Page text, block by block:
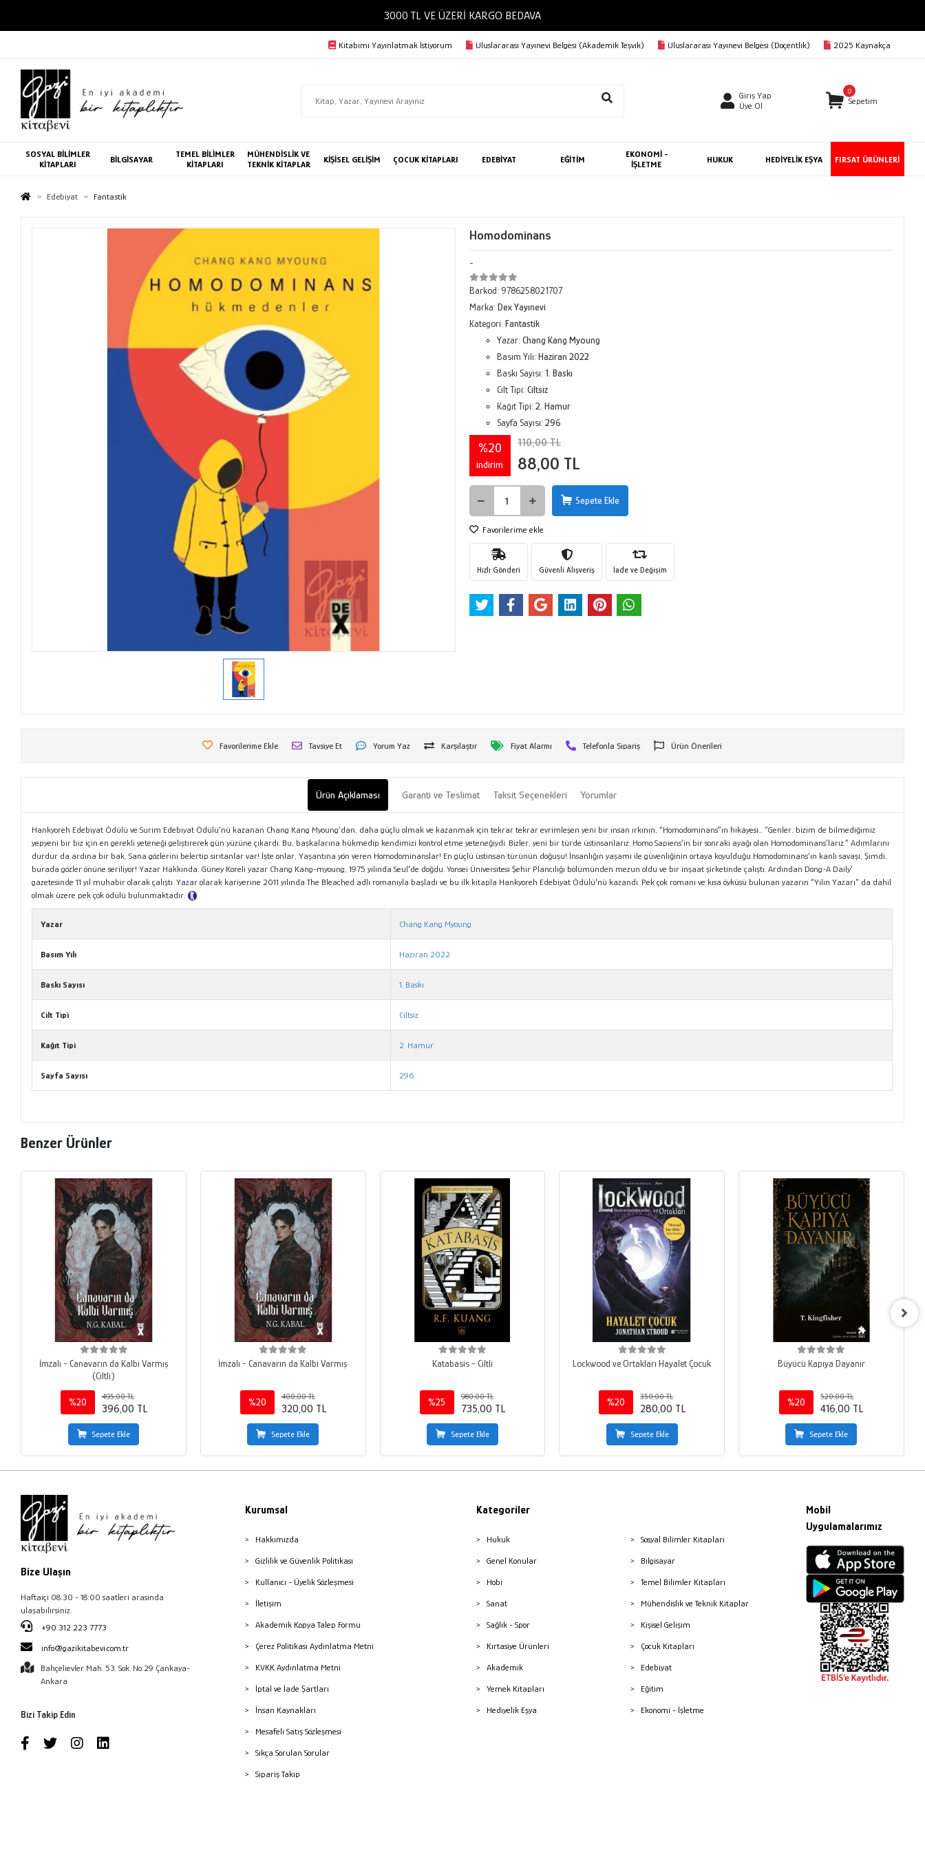
3000 TL VE ÜZERİ KARGO BEDAVA
Kitabımı Yayınlatmak İstiyorum Uluslararası Yayınevi Belgesi (Akademik Teşvik) Uluslararası Yayınevi Belgesi (Doçentlik) 2025 Kaynakça
Giriş Yap
Üye Ol
0
Sepetim
SOSYAL BİLİMLER
KİTAPLARI
BİLGİSAYAR
TEMEL BİLİMLER
KİTAPLARI
MÜHENDİSLİK VE
TEKNİK KİTAPLAR
KİŞİSEL GELİŞİM ÇOCUK KİTAPLARI EDEBİYAT EĞİTİM
EKONOMİ -
İŞLETME
HUKUK HEDİYELİK EŞYA FIRSAT ÜRÜNLERİ
Edebiyat Fantastik
Homodominans
-
Barkod: 9786258021707
Marka: Dex Yayınevi
Kategori: Fantastik
Yazar: Chang Kang Myoung
Basım Yılı: Haziran 2022
Baskı Sayısı: 1. Baskı
Cilt Tipi: Ciltsiz
Kağıt Tipi: 2. Hamur
Sayfa Sayısı: 296
%20
indirim
110,00 TL
88,00 TL
Sepete Ekle
Favorilerime ekle
Hızlı Gönderi Güvenli Alışveriş İade ve Değişim
Favorilerime Ekle Tavsiye Et Yorum Yaz Karşılaştır Fiyat Alarmı Telefonla Sipariş Ürün Önerileri
Ürün Açıklaması Garanti ve Teslimat Taksit Seçenekleri Yorumlar
Hankyoreh Edebiyat Ödülü ve Surim Edebiyat Ödülü’nü kazanan Chang Kang Myoung’dan, daha güçlü olmak ve kazanmak için tekrar tekrar evrimleşen yeni bir insan ırkının, “Homodominans”ın hikâyesi… “Genler, bizim de bilmediğimiz
yepyeni bir biz için en gerekli yeteneği geliştirerek gün yüzüne çıkardı. Bu, başkalarına hükmedip kendimizi kontrol etme yeteneğiydi. Bizler, yeni bir türde üstinsanlarız. Homo Sapiens’in bir sonraki ayağı olan Homodominans’larız.” Adımlarını
durdur da ardına bir bak, Sana gözlerini belertip sırıtanlar var! İşte onlar, Yaşantına yön veren Homodominanslar! En güçlü üstinsan türünün doğuşu! İnsanlığın yaşamı ile güvenliğinin ortaya koyulduğu Homodominans’ın kanlı savaşı, Şimdi,
burada gözler önüne seriliyor! Yazar Hakkında: Güney Koreli yazar Chang Kang-myoung, 1975 yılında Seul'de doğdu. Yonsei Üniversitesi Şehir Plancılığı bölümünden mezun oldu ve bir inşaat şirketinde çalıştı. Ardından Dong-A Daily'
gazetesinde 11 yıl muhabir olarak çalıştı. Yazar olarak kariyerine 2011 yılında The Bleached adlı romanıyla başladı ve bu ilk kitapla Hankyoreh Edebiyat Ödülü'nü kazandı. Pek çok romanı ve kısa öyküsü bulunan yazarın “Yılın Yazarı” da dahil
olmak üzere pek çok ödülü bulunmaktadır.
Yazar Chang Kang Myoung
Basım Yılı Haziran 2022
Baskı Sayısı 1. Baskı
Cilt Tipi Ciltsiz
Kağıt Tipi 2. Hamur
Sayfa Sayısı 296
Benzer Ürünler
İmzalı - Canavarın da Kalbi Varmış
(Ciltli)
%20
495,00 TL
396,00 TL
Sepete Ekle
İmzalı - Canavarın da Kalbi Varmış
%20
400,00 TL
320,00 TL
Sepete Ekle
Katabasis - Ciltli
%25
980,00 TL
735,00 TL
Sepete Ekle
Lockwood ve Ortakları Hayalet Çocuk
%20
350,00 TL
280,00 TL
Sepete Ekle
Büyücü Kapıya Dayanır
%20
520,00 TL
416,00 TL
Sepete Ekle
Bize Ulaşın
Haftaiçi 08:30 - 18:00 saatleri arasında
ulaşabilirsiniz.
+90 312 223 7773
info@gazikitabevi.com.tr
Bahçelievler Mah. 53. Sok. No:29 Çankaya-
Ankara
Bizi Takip Edin
Kurumsal
Hakkımızda
Gizlilik ve Güvenlik Politikası
Kullanıcı - Üyelik Sözleşmesi
İletişim
Akademik Kopya Talep Formu
Çerez Politikası Aydınlatma Metni
KVKK Aydınlatma Metni
İptal ve İade Şartları
İnsan Kaynakları
Mesafeli Satış Sözleşmesi
Sıkça Sorulan Sorular
Sipariş Takip
Kategoriler
Hukuk
Genel Konular
Hobi
Sanat
Sağlık - Spor
Kırtasiye Ürünleri
Akademik
Yemek Kitapları
Hediyelik Eşya
Sosyal Bilimler Kitapları
Bilgisayar
Temel Bilimler Kitapları
Mühendislik ve Teknik Kitaplar
Kişisel Gelişim
Çocuk Kitapları
Edebiyat
Eğitim
Ekonomi - İşletme
Mobil
Uygulamalarımız